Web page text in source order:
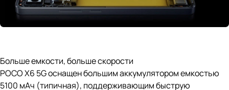
Больше емкости, больше скорости
POCO X6 5G оснащен большим аккумулятором емкостью
5100 мАч (типичная), поддерживающим быструю